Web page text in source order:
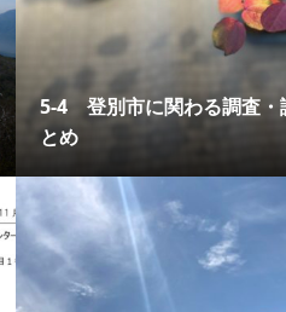
5-4 登別市に関わる調査・
とめ